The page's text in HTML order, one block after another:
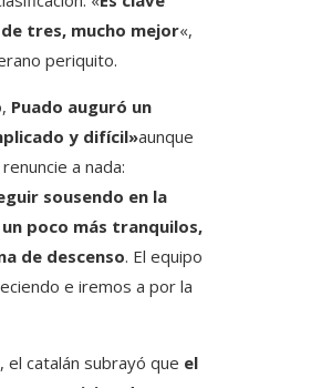
tres, mucho mejor«,
periquito.
Puado auguró un
y difícil»aunque
a nada:
sousendo en la
poco más tranquilos,
de descenso. El equipo
e iremos a por la
catalán subrayó que el